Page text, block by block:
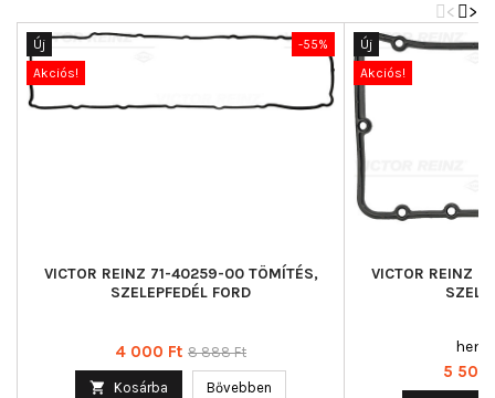
>
<
-55%
Új
Akciós!
VICTOR REINZ 71-40259-00 TÖMÍTÉS,
SZELEPFEDÉL FORD
Ár
4 000 Ft Normál
8 888 Ft
 Kosárba Bővebben
Új
Akciós!
VICTOR REINZ
Ár
5 506